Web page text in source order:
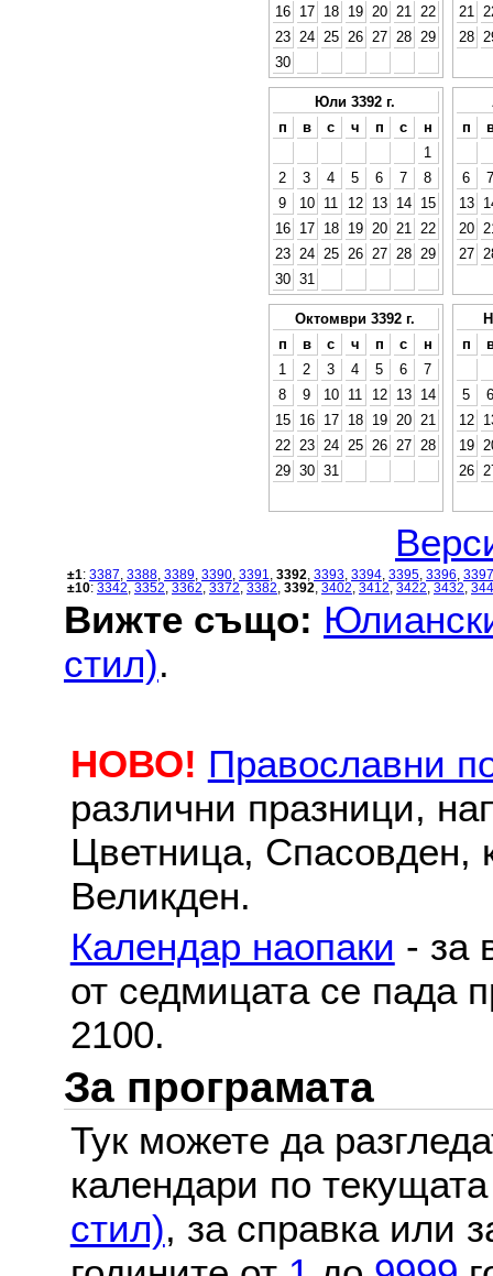
16
17 18 19 20 21
22
23
24 25 26 27 28
29
30
21
28
Юли 3392 г.
п
в с ч п с
н
1
2
3 4 5 6 7
8
9
10 11 12 13 14
15
16
17 18 19 20 21
22
23
24 25 26 27 28
29
30 31
п
6
7
13
20
27
Октомври 3392 г.
п
в с ч п с
н
1
2 3 4 5 6
7
8
9 10 11 12 13
14
15
16 17 18 19 20
21
22
23 24 25 26 27
28
29 30 31
п
5
6
12
19
26
±1: 3387 3388 3389 3390 3391 3392 3393 3394 3395 3396 3397
±10: 3342 3352 3362 3372 3382 3392 3402 3412 3422 3432
Вижте също:
стил).
НОВО! Православни
различни празници,
Цветница, Спасовден,
Великден.
Календар наопаки - за
от седмицата се пада
2100.
За програмата
Тук можете да
календари по
стил), за справка или